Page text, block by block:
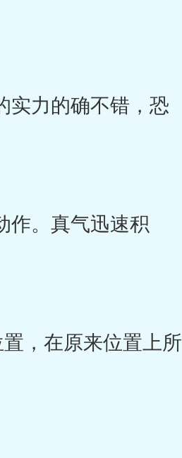
力的确不错，恐
作。真气迅速积
，在原来位置上所